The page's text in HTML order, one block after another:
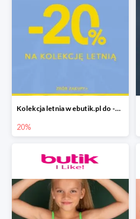
Kolekcja letnia w ebutik.pl do -20%
20%